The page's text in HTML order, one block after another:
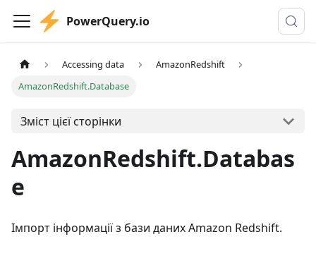
PowerQuery.io
Accessing data
AmazonRedshift
AmazonRedshift.Database
Зміст цієї сторінки
AmazonRedshift.Databas
e
Імпорт інформації з бази даних Amazon Redshift.